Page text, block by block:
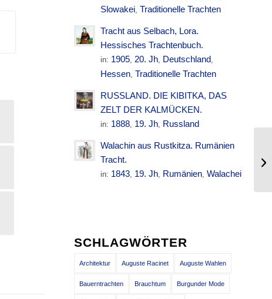
Slowakei, Traditionelle Trachten
Tracht aus Selbach, Lora.
Hessisches Trachtenbuch.
in: 1905,20. Jh, Deutschland,
Hessen, Traditionelle Trachten
RUSSLAND. DIE KIBITKA, DAS
ZELT DER KALMÜCKEN.
in: 1888, 19. Jh, Russland
Walachin aus Rustkitza. Rumänien
Tracht.
in: 1843, 19. Jh, Rumänien,Walachei
SCHLAGWÖRTER
Architektur Auguste Racinet Auguste Wahlen
Bauerntrachten Brauchtum Burgunder Mode